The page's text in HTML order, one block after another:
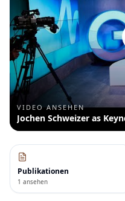
VIDEO ANSEHEN
Jochen Schweizer as
Publikationen
1 ansehen